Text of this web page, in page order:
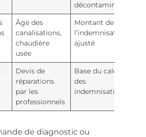
décontamination
Âge des
canalisations,
chaudière
usée
Montant de
l’indemnisation
ajusté
Devis de
réparations
par les
professionnels
Base du calcul
des
indemnisations
de diagnostic ou